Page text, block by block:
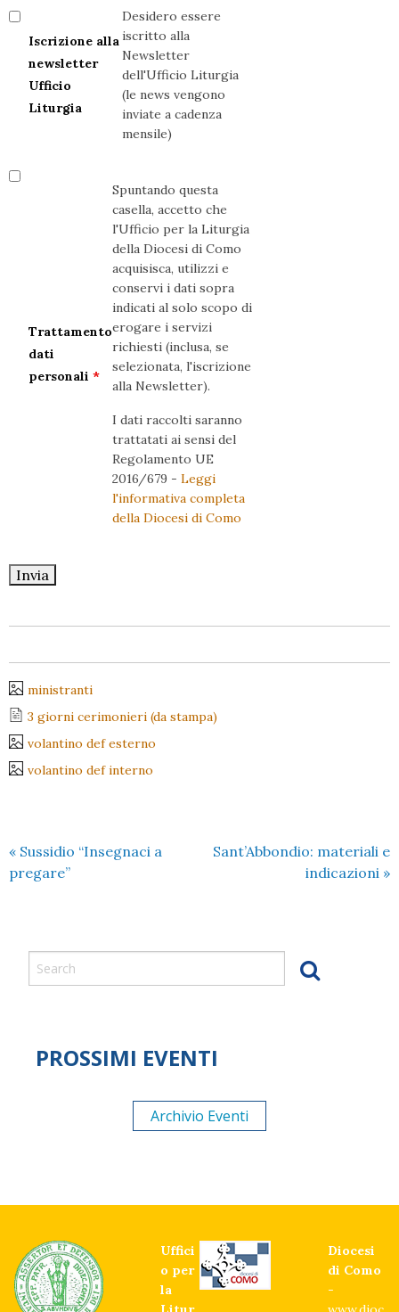
Iscrizione alla
newsletter
Ufficio
Liturgia
Desidero essere
iscritto alla
Newsletter
dell'Ufficio Liturgia
(le news vengono
inviate a cadenza
mensile)
Trattamento
dati
personali *
Spuntando questa
casella, accetto che
l'Ufficio per la Liturgia
della Diocesi di Como
acquisisca, utilizzi e
conservi i dati sopra
indicati al solo scopo di
erogare i servizi
richiesti (inclusa, se
selezionata, l'iscrizione
alla Newsletter).
I dati raccolti saranno
trattatati ai sensi del
Regolamento UE
2016/679 - Leggi
l'informativa completa
della Diocesi di Como
ministranti
3 giorni cerimonieri (da stampa)
volantino def esterno
volantino def interno
« Sussidio “Insegnaci a
pregare”
Sant’Abbondio: materiali e
indicazioni »
PROSSIMI EVENTI
Archivio Eventi
Uffici
o per
la
Diocesi
di Como
-